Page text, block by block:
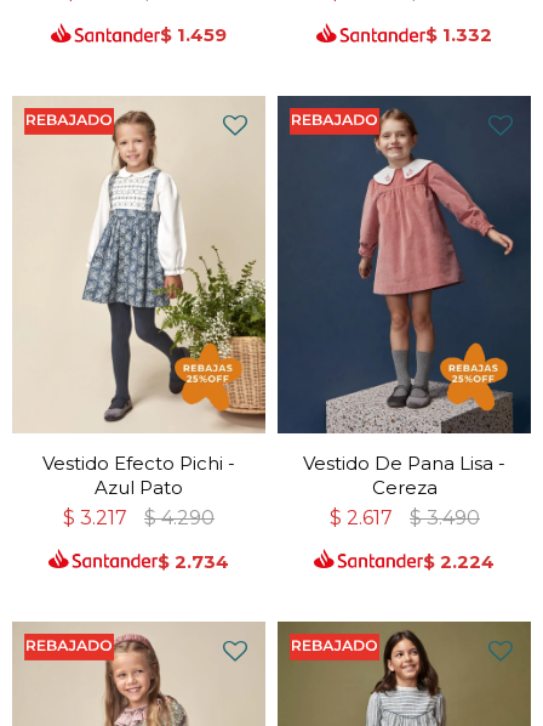
$ 1.459
$ 1.332
Vestido Efecto Pichi -
Azul Pato
$ 3.217 $ 4.290
$ 2.734
Vestido De Pana Lisa -
Cereza
$ 2.617 $ 3.490
$ 2.224